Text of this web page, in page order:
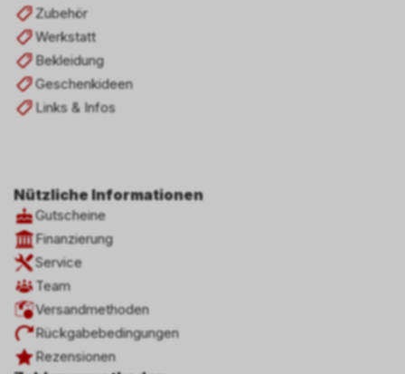
Zubehör
Werkstatt
Bekleidung
Geschenkideen
Links & Infos
Nützliche Informationen
Gutscheine
Finanzierung
Service
Team
Versandmethoden
Rückgabebedingungen
Rezensionen